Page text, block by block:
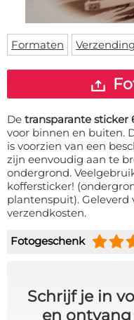
Vloermat
Skateboard deck
Levertijden
Inloggen
WhatsApp
Formaten Verzending
De transparante sticker
voor binnen en buiten.
is voorzien van een
zijn eenvoudig aan te
ondergrond.
koffersticker!
plantenspuit). Geleverd
verzendkosten.
Fotogeschenk
Schrijf je in
en ontvang